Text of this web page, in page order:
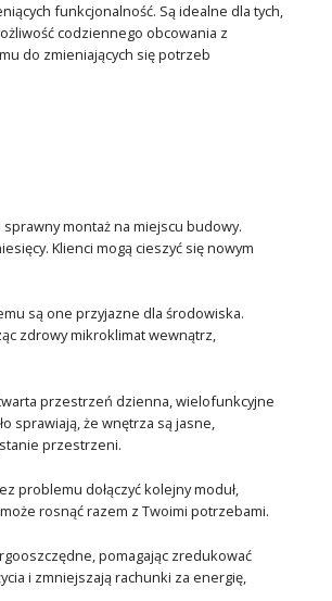
funkcjonalność. Są idealne dla tych,
codziennego obcowania z
do zmieniających się potrzeb
montaż na miejscu budowy.
Klienci mogą cieszyć się nowym
są one przyjazne dla środowiska.
zdrowy mikroklimat wewnątrz,
przestrzeń dzienna, wielofunkcyjne
sprawiają, że wnętrza są jasne,
przestrzeni.
problemu dołączyć kolejny moduł,
rosnąć razem z Twoimi potrzebami.
pomagając zredukować
i zmniejszają rachunki za energię,